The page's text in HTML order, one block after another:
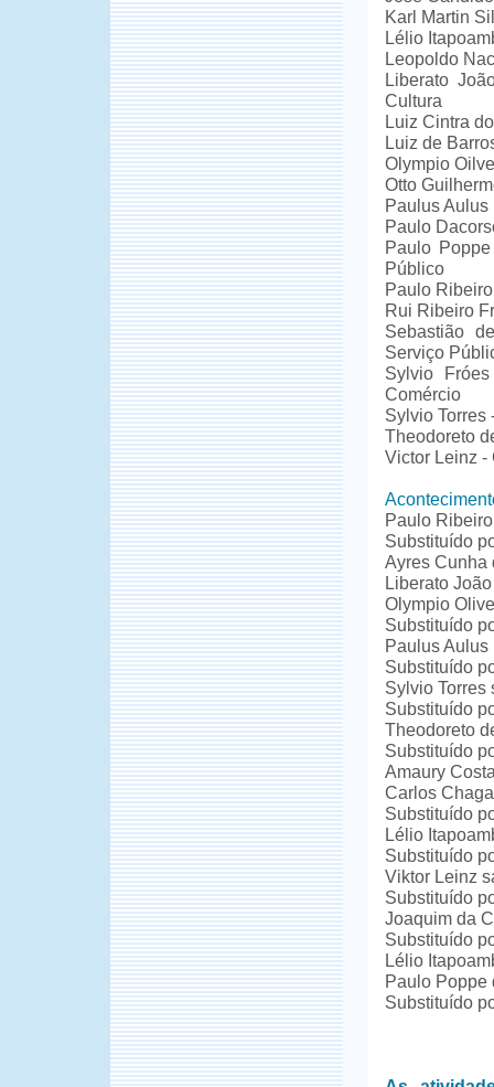
Karl Martin
Lélio
Leopoldo
Liberato
Cultura
Luiz Cintra
Luiz de
Olympio
Otto
Paulus Aulus
Paulo
Paulo
Público
Paulo
Rui Ribeiro
Sebastião
Serviço
Sylvio
Comércio
Sylvio Torres
Theodoreto
Victor Leinz -
Paulo
Substituído
Ayres Cunha
Liberato
Olympio
Substituído
Paulus Aulus
Substituído
Sylvio Torres
Substituído
Theodoreto
Substituído
Amaury
Carlos
Substituído
Lélio
Substituído
Viktor Leinz
Substituído
Joaquim da
Substituído
Lélio
Paulo Poppe
Substituído